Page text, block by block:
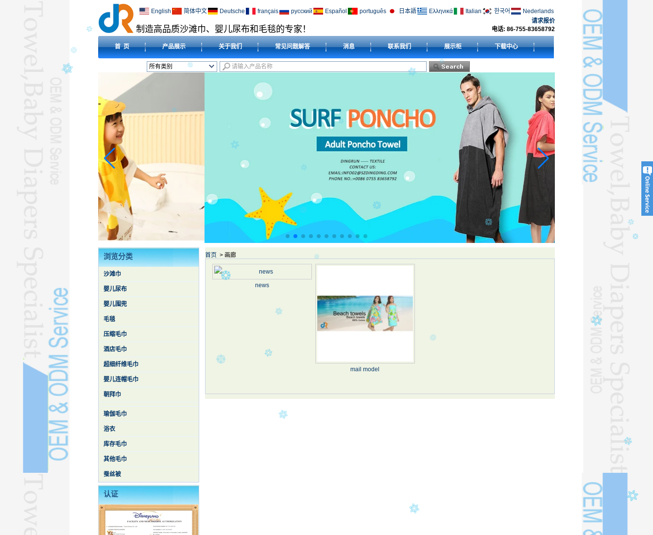
制造高品质沙滩巾、婴儿尿布和毛毯的专家！ 电话: 86-755-83658792
请求报价
English 简体中文 Deutsche français русский Español português 日本語 Ελληνικά Italian 한국어 Nederlands
首 页 产品展示 关于我们 常见问题解答 消息 联系我们 展示柜 下载中心
所有类别
毛毯L
朝拜巾L
瑜伽毛巾L
其他毛巾L
蚕丝被L
浏览分类
沙滩巾
婴儿尿布
婴儿围兜
毛毯
压缩毛巾
酒店毛巾
超细纤维毛巾
婴儿连帽毛巾
朝拜巾
瑜伽毛巾
浴衣
库存毛巾
其他毛巾
蚕丝被
认证
首页 > 画廊
news
mail model